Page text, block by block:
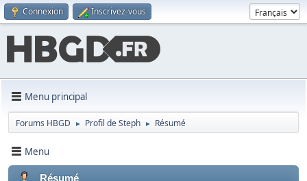
Connexion Inscrivez-vous
Menu principal
Forums HBGD ► Profil de Steph ► Résumé
Menu
Résumé